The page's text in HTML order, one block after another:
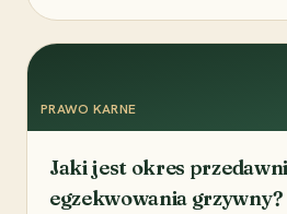
PRAWO KARNE
Jaki jest okres
egzekwowania grzywny?